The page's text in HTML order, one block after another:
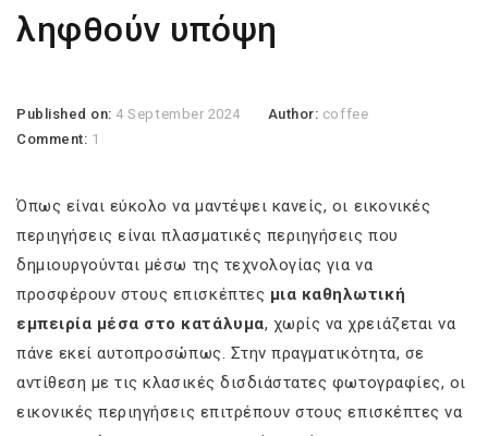
ληφθούν υπόψη
Published on: 4 September 2024 Author: coffee
Comment: 1
Όπως είναι εύκολο να μαντέψει κανείς, οι εικονικές
περιηγήσεις είναι πλασματικές περιηγήσεις που
δημιουργούνται μέσω της τεχνολογίας για να
προσφέρουν στους επισκέπτες μια καθηλωτική
εμπειρία μέσα στο κατάλυμα, χωρίς να χρειάζεται να
πάνε εκεί αυτοπροσώπως. Στην πραγματικότητα, σε
αντίθεση με τις κλασικές δισδιάστατες φωτογραφίες, οι
εικονικές περιηγήσεις επιτρέπουν στους επισκέπτες να